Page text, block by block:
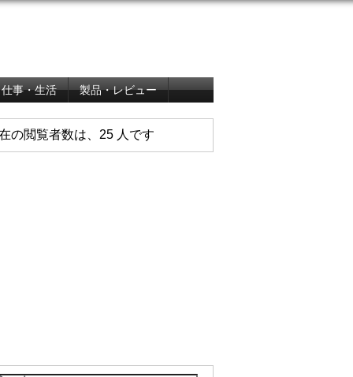
仕事・生活 製品・レビュー
の閲覧者数は、25 人です